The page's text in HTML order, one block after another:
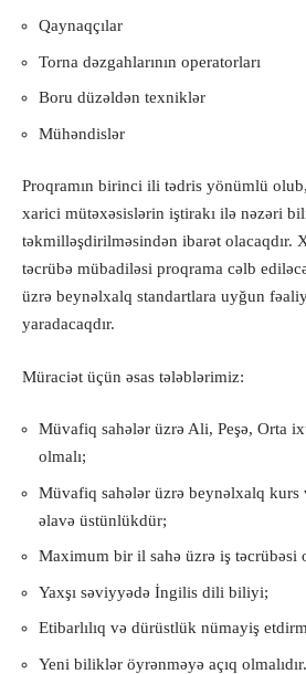
Qaynaqçılar
Torna dəzgahlarının operatorları
Boru düzəldən texniklər
Mühəndislər
Proqramın birinci ili tədris yönümlü
xarici mütəxəsislərin iştirakı ilə nəzəri
təkmilləşdirilməsindən ibarət olacaqdır.
təcrübə mübadiləsi proqrama cəlb
üzrə beynəlxalq standartlara uyğun
yaradacaqdır.
Müraciət üçün əsas tələblərimiz:
Müvafiq sahələr üzrə Ali, Peşə, Orta
olmalı;
Müvafiq sahələr üzrə beynəlxalq kurs
əlavə üstünlükdür;
Maximum bir il sahə üzrə iş təcrübəsi
Yaxşı səviyyədə İngilis dili biliyi;
Etibarlılıq və dürüstlük nümayiş
Yeni biliklər öyrənməyə açıq olmalıdır.